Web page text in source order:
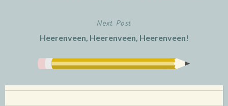
Next Post
Heerenveen, Heerenveen, Heerenveen!